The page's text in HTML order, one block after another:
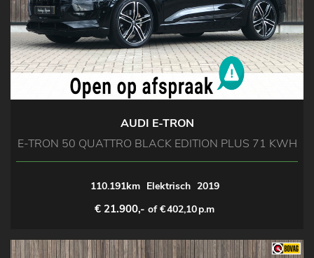
AUDI E-TRON
E-TRON 50 QUATTRO BLACK EDITION PLUS 71 KWH
110.191km Elektrisch 2019
€ 21.900,- of €402,10p.m